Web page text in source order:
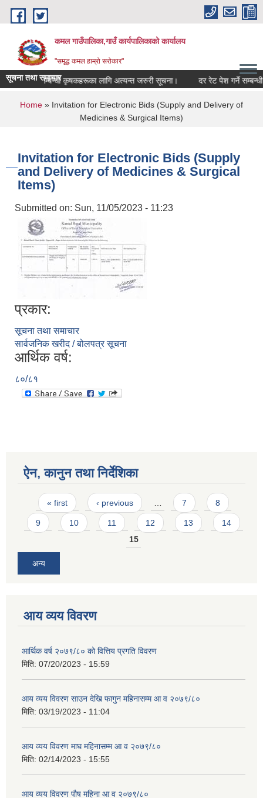
Skip to main content
कमल गाउँपालिका,गाउँ कार्यपालिकाको कार्यालय
"समृद्ध कमल हाम्रो सरोकार"
सूचना तथा समाचार
बीमा गर्ने सम्बन्धी कृषकहरूका लागि अत्यन्त जरुरी सूचना। दर रेट पेश गर्ने
You are here
Home » Invitation for Electronic Bids (Supply and Delivery of
Medicines & Surgical Items)
Invitation for Electronic Bids (Supply
and Delivery of Medicines & Surgical
Items)
Submitted on: Sun, 11/05/2023 - 11:23
प्रकार:
सूचना तथा समाचार
सार्वजनिक खरीद / बोलपत्र सूचना
आर्थिक वर्ष:
८०/८१
ऐन, कानुन तथा निर्देशिका
Pages
« first ‹ previous … 7 8
9 10 11 12 13
14
15
अन्य
आय व्यय विवरण
आर्थिक वर्ष २०७९/८० को वित्तिय प्रगति विवरण
मिति: 07/20/2023 - 15:59
आय व्यय विवरण साउन देखि फागुन महिनासम्म आ व २०७९/८०
मिति: 03/19/2023 - 11:04
आय व्यय विवरण माघ महिनासम्म आ व २०७९/८०
मिति: 02/14/2023 - 15:55
आय व्यय विवरण पौष महिना आ व २०७९/८०